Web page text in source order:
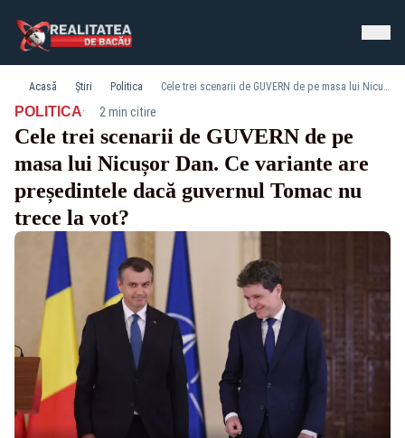
Acasă Știri Politica Cele trei scenarii de GUVERN de pe masa lui Nicușor Dan. Ce variante are președintele dacă guvernul Tomac nu trece la vot?
POLITICA· 2 min citire
Cele trei scenarii de GUVERN de pe
masa lui Nicușor Dan. Ce variante are
președintele dacă guvernul Tomac nu
trece la vot?